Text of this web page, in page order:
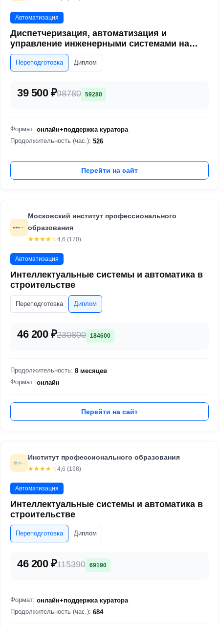
Автоматизация
Диспетчеризация, автоматизация и
управление инженерными системами на
объектах повышенного уровня
ответственности
Переподготовка Диплом
39 500 ₽98780 59280
Формат: онлайн+поддержка куратора
Продолжительность (час.): 526
Перейти на сайт
Московский институт профессионального
образования
☆☆☆☆☆
★★★★★4,6 (170)
Автоматизация
Интеллектуальные системы и автоматика в
строительстве
Переподготовка Диплом
46 200 ₽230800 184600
Продолжительность: 8 месяцев
Формат: онлайн
Перейти на сайт
Институт профессионального образования
☆☆☆☆☆
★★★★★4,6 (198)
Автоматизация
Интеллектуальные системы и автоматика в
строительстве
Переподготовка Диплом
46 200 ₽115390 69190
Формат: онлайн+поддержка куратора
Продолжительность (час.): 684